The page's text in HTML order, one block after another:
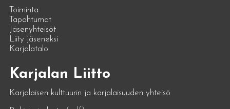
Toiminta
Tapahtumat
Jäsenyhteisöt
Liity jäseneksi
Karjalatalo
Karjalan Liitto
Karjalaisen kulttuurin ja karjalaisuuden yhteisö